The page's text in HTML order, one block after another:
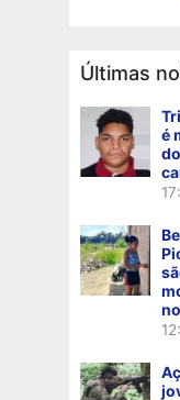
Últimas
é